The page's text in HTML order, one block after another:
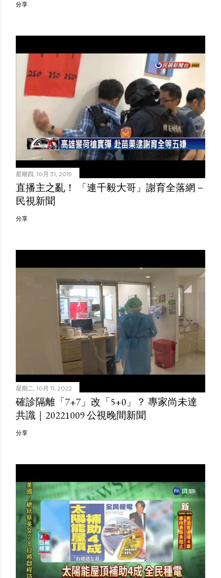
分享
星期四, 10月 31, 2019
直播主之亂！ 「連千毅大哥」謝育全落網－
民視新聞
分享
星期二, 10月 11, 2022
確診隔離「7+7」改「5+0」？ 專家尚未達
共識｜20221009 公視晚間新聞
分享